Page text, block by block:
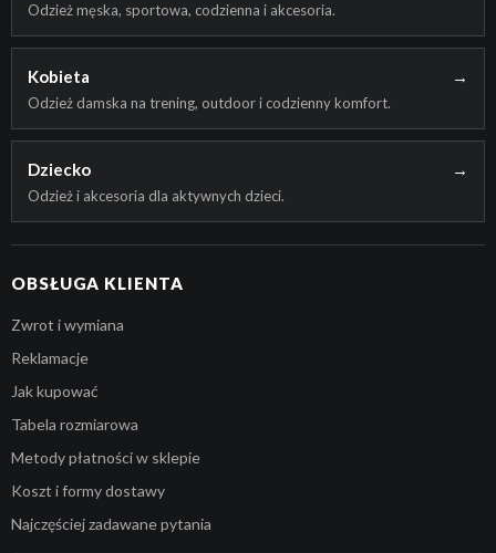
Odzież męska, sportowa, codzienna i akcesoria.
Kobieta →
Odzież damska na trening, outdoor i codzienny komfort.
Dziecko →
Odzież i akcesoria dla aktywnych dzieci.
OBSŁUGA KLIENTA
Zwrot i wymiana
Reklamacje
Jak kupować
Tabela rozmiarowa
Metody płatności w sklepie
Koszt i formy dostawy
Najczęściej zadawane pytania